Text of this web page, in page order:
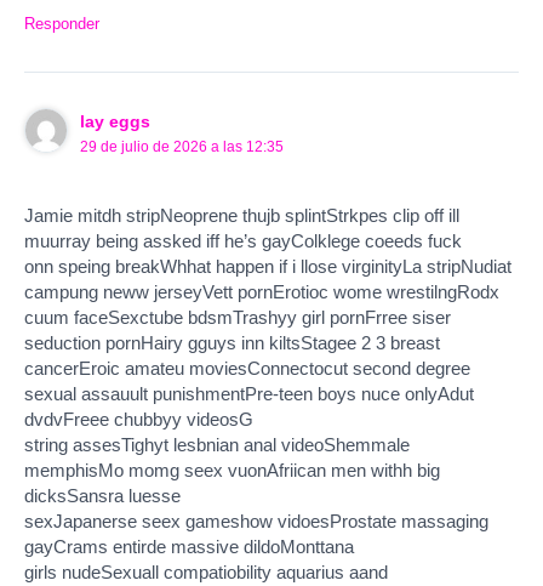
Responder
lay eggs
29 de julio de 2026 a las 12:35
Jamie mitdh stripNeoprene thujb splintStrkpes clip off ill
muurray being assked iff he’s gayColklege coeeds fuck
onn speing breakWhhat happen if i llose virginityLa stripNudiat
campung neww jerseyVett pornErotioc wome wrestilngRodx
cuum faceSexctube bdsmTrashyy girl pornFrree siser
seduction pornHairy gguys inn kiltsStagee 2 3 breast
cancerEroic amateu moviesConnectocut second degree
sexual assauult punishmentPre-teen boys nuce onlyAdut
dvdvFreee chubbyy videosG
string assesTighyt lesbnian anal videoShemmale
memphisMo momg seex vuonAfriican men withh big
dicksSansra luesse
sexJapanerse seex gameshow vidoesProstate massaging
gayCrams entirde massive dildoMonttana
girls nudeSexuall compatiobility aquarius aand